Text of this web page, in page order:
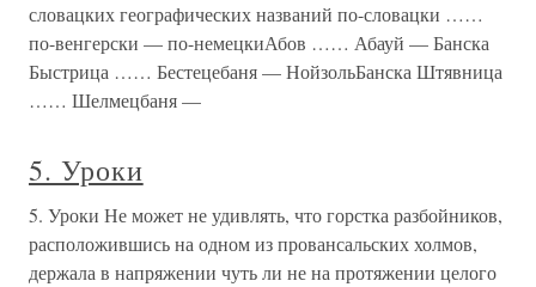
словацких географических названий по-словацки ……
по-венгерски — по-немецкиАбов …… Абауй — Банска
Быстрица …… Бестецебаня — НойзольБанска Штявница
…… Шелмецбаня —
5. Уроки
5. Уроки Не может не удивлять, что горстка разбойников,
расположившись на одном из провансальских холмов,
держала в напряжении чуть ли не на протяжении целого